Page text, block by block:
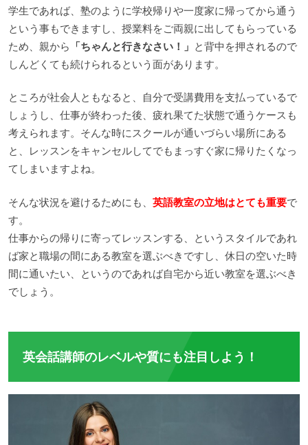
学生であれば、塾のように学校帰りや一度家に帰ってから通う
という事もできますし、授業料をご両親に出してもらっている
ため、親から 「ちゃんと行きなさい！」 と背中を押されるので
しんどくても続けられるという面があります。
ところが社会人ともなると、自分で受講費用を支払っているで
しょうし、仕事が終わった後、疲れ果てた状態で通うケースも
考えられます。そんな時にスクールが通いづらい場所にある
と、レッスンをキャンセルしてでもまっすぐ家に帰りたくなっ
てしまいますよね。
そんな状況を避けるためにも、 英語教室の立地はとても重要で
す。
仕事からの帰りに寄ってレッスンする、というスタイルであれ
ば家と職場の間にある教室を選ぶべきですし、休日の空いた時
間に通いたい、というのであれば自宅から近い教室を選ぶべき
でしょう。
英会話講師のレベルや質にも注目しよう！